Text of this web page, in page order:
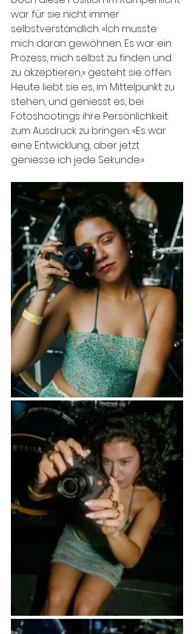
war für sie nicht immer
selbstverständlich. «Ich musste
mich daran gewöhnen. Es war ein
Prozess, mich selbst zu finden und
zu akzeptieren,» gesteht sie offen.
Heute liebt sie es, im Mittelpunkt zu
stehen, und geniesst es, bei
Fotoshootings ihre Persönlichkeit
zum Ausdruck zu bringen. «Es war
eine Entwicklung, aber jetzt
geniesse ich jede Sekunde.»